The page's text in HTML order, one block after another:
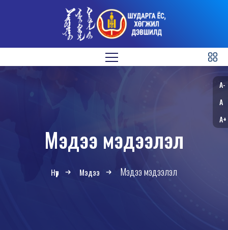
Мэдээ мэдээлэл
Нүүр Мэдээ Мэдээ мэдээлэл
A-
A
A+